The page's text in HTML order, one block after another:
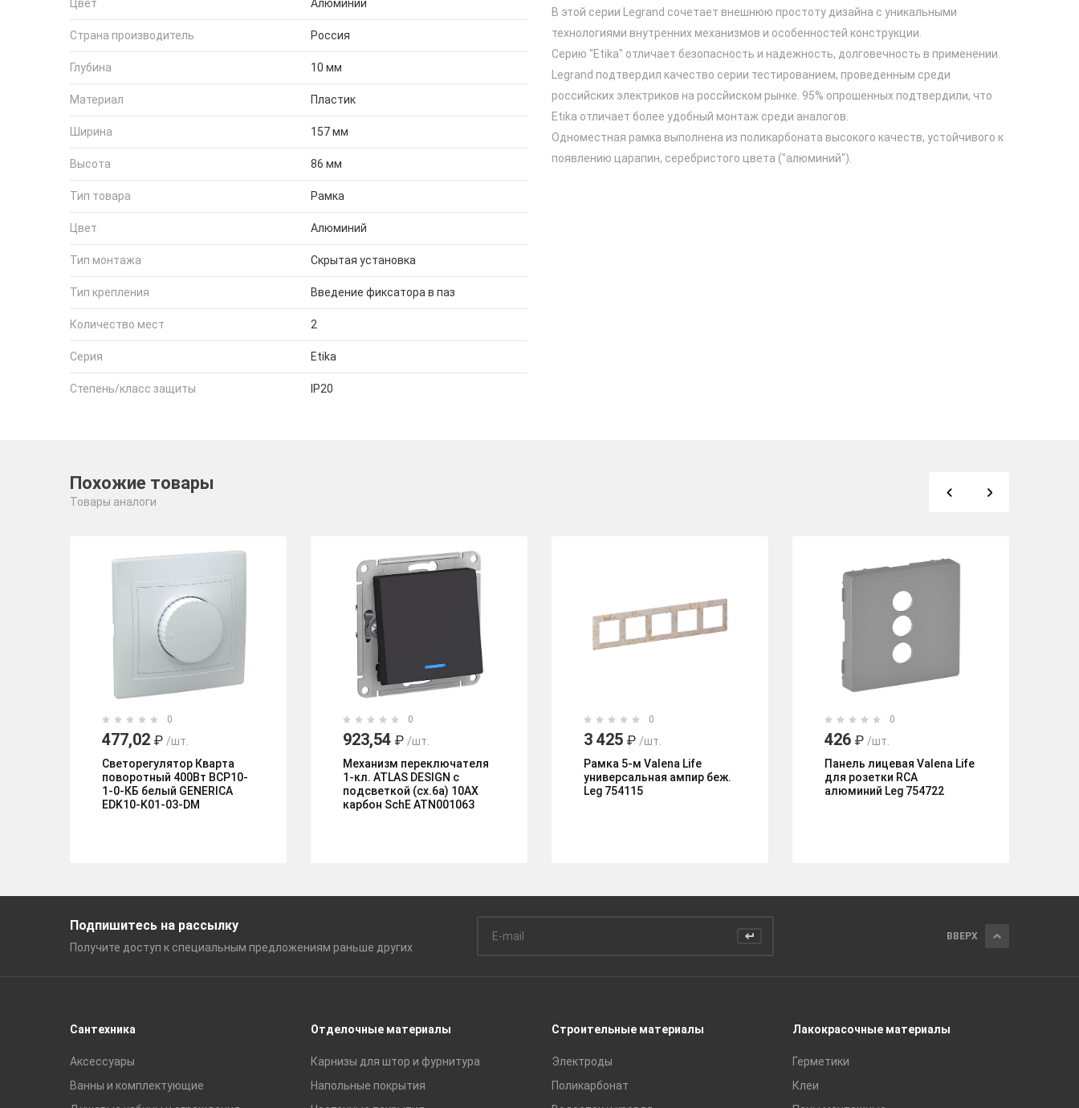
Цвет Алюминий
Страна производитель Россия
Глубина 10 мм
Материал Пластик
Ширина 157 мм
Высота 86 мм
Тип товара Рамка
Цвет Алюминий
Тип монтажа Скрытая установка
Тип крепления Введение фиксатора в паз
Количество мест 2
Серия Etika
Степень/класс защиты IP20
В этой серии Legrand сочетает внешнюю простоту дизайна с уникальными
технологиями внутренних механизмов и особенностей конструкции.
Серию "Etika" отличает безопасность и надежность, долговечность в применении.
Legrand подтвердил качество серии тестированием, проведенным среди
российских электриков на россйиском рынке. 95% опрошенных подтвердили, что
Etika отличает более удобный монтаж среди аналогов.
Одноместная рамка выполнена из поликарбоната высокого качеств, устойчивого к
появлению царапин, серебристого цвета ("алюминий").
Похожие товары
Товары аналоги
0
477,02 ₽ /шт.
Светорегулятор Кварта
поворотный 400Вт ВСР10-
1-0-КБ белый GENERICA
EDK10-K01-03-DM
0
923,54 ₽ /шт.
Механизм переключателя
1-кл. ATLAS DESIGN с
подсветкой (сх.6а) 10АХ
карбон SchE ATN001063
0
3 425 ₽ /шт.
Рамка 5-м Valena Life
универсальная ампир беж.
Leg 754115
0
426 ₽ /шт.
Панель лицевая Valena Life
для розетки RCA
алюминий Leg 754722
Подпишитесь на рассылку
Получите доступ к специальным предложениям раньше других
ВВЕРХ
Сантехника
Аксессуары
Ванны и комплектующие
Отделочные материалы
Карнизы для штор и фурнитура
Напольные покрытия
Строительные материалы
Электроды
Поликарбонат
Лакокрасочные материалы
Герметики
Клеи